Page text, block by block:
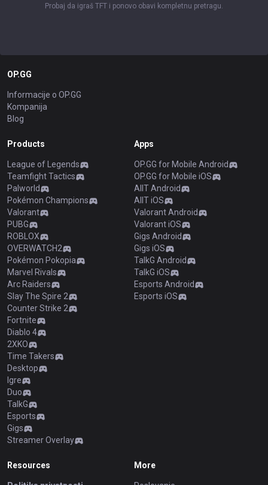
Probaj da igraš TFT i ponovo obavi kompletnu pretragu.
OP.GG
Informacije o OP.GG
Kompanija
Blog
Products
League of Legends
Teamfight Tactics
Palworld
Pokémon Champions
Valorant
PUBG
ROBLOX
OVERWATCH2
Pokémon Pokopia
Marvel Rivals
Arc Raiders
Slay The Spire 2
Counter Strike 2
Fortnite
Diablo 4
2XKO
Time Takers
Desktop
Igre
Duo
TalkG
Esports
Gigs
Streamer Overlay
Apps
OP.GG for Mobile Android
OP.GG for Mobile iOS
AllT Android
AllT iOS
Valorant Android
Valorant iOS
Gigs Android
Gigs iOS
TalkG Android
TalkG iOS
Esports Android
Esports iOS
Resources More